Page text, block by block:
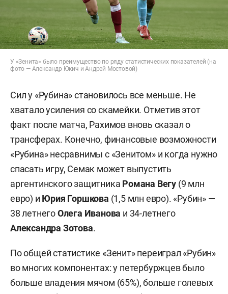
У «Зенита» было преимущество по ряду статистических показателей (на
фото — Александр Юкич и Андрей Мостовой)
Сил у «Рубина» становилось все меньше. Не
хватало усиления со скамейки. Отметив этот
факт после матча, Рахимов вновь сказал о
трансферах. Конечно, финансовые возможности
«Рубина» несравнимы с «Зенитом» и когда нужно
спасать игру, Семак может выпустить
аргентинского защитника Романа Вегу (9 млн
евро) и Юрия Горшкова (1,5 млн евро). «Рубин» —
38 летнегоОлега Иванова и 34-летнего
Александра Зотова.
По общей статистике «Зенит» переиграл «Рубин»
во многих компонентах: у петербуржцев было
больше владения мячом (65%), больше голевых